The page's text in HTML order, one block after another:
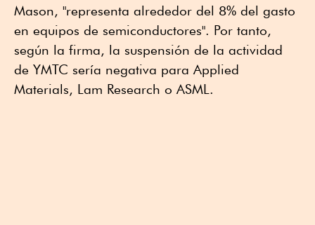
Mason, "representa alrededor del 8% del gasto
en equipos de semiconductores". Por tanto,
según la firma, la suspensión de la actividad
de YMTC sería negativa para Applied
Materials, Lam Research o ASML.